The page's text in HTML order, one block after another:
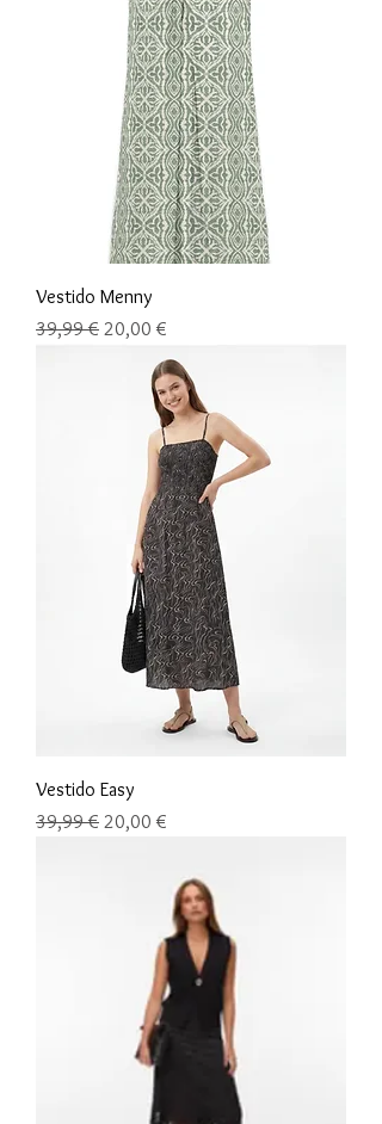
Vestido Menny
Precio
39,99 € Precio de oferta
20,00 €
Vestido Easy
Precio
39,99 € Precio de oferta
20,00 €